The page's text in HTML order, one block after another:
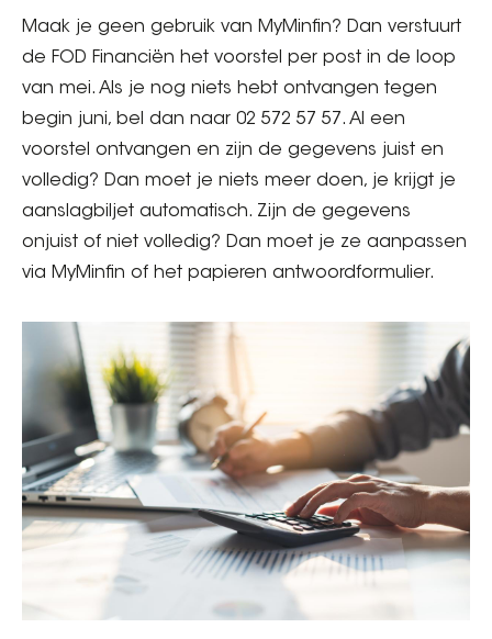
Maak je geen gebruik van MyMinfin? Dan verstuurt
de FOD Financiën het voorstel per post in de loop
van mei. Als je nog niets hebt ontvangen tegen
begin juni, bel dan naar 02 572 57 57. Al een
voorstel ontvangen en zijn de gegevens juist en
volledig? Dan moet je niets meer doen, je krijgt je
aanslagbiljet automatisch. Zijn de gegevens
onjuist of niet volledig? Dan moet je ze aanpassen
via MyMinfin of het papieren antwoordformulier.